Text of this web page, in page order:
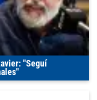
"Seguí